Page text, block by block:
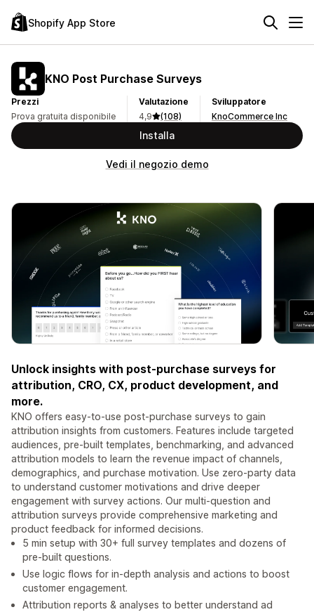
Shopify App Store
KNO Post Purchase Surveys
Prezzi
Prova gratuita disponibile
Valutazione
4,9
(108)
Sviluppatore
KnoCommerce Inc
Installa
Vedi il negozio demo
Unlock insights with post-purchase surveys for
attribution, CRO, CX, product development, and
more.
KNO offers easy-to-use post-purchase surveys to gain
attribution insights from customers. Features include targeted
audiences, pre-built templates, benchmarking, and advanced
attribution models to learn the revenue impact of channels,
demographics, and purchase motivation. Use zero-party data
to understand customer motivations and drive deeper
engagement with survey actions. Our multi-question and
attribution surveys provide comprehensive marketing and
product feedback for informed decisions.
5 min setup with 30+ full survey templates and dozens of
pre-built questions.
Use logic flows for in-depth analysis and actions to boost
customer engagement.
Attribution reports & analyses to better understand ad